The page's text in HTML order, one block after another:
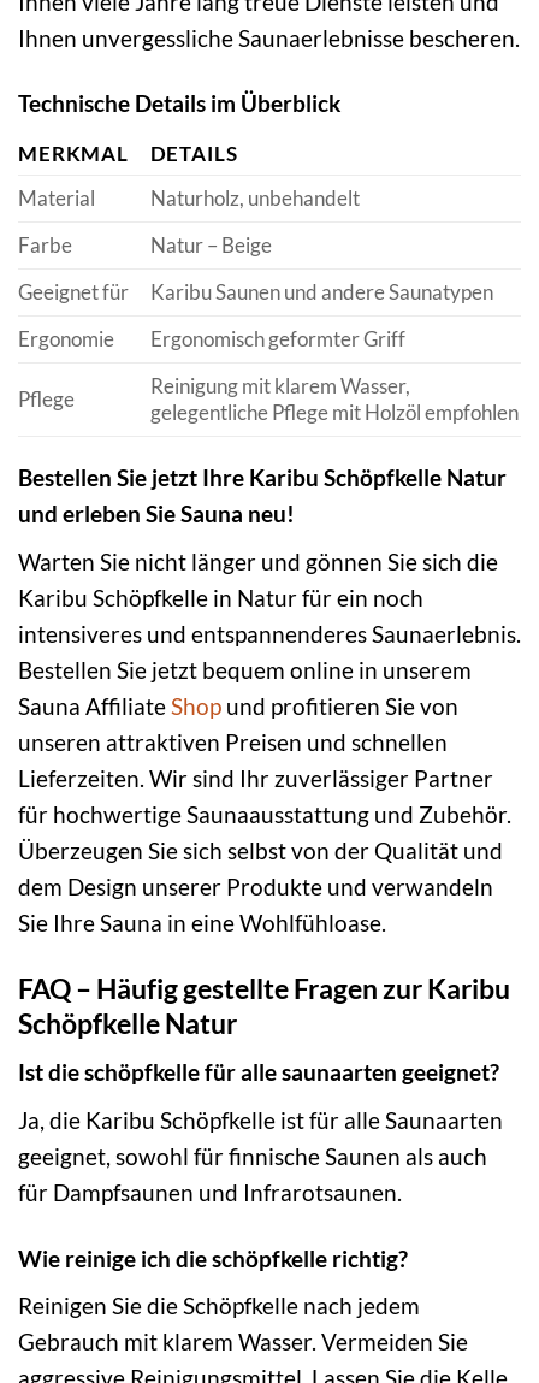
Ihnen unvergessliche Saunaerlebnisse bescheren.
Technische Details im Überblick
MERKMAL
DETAILS
Material
Naturholz, unbehandelt
Farbe
Natur – Beige
Geeignet für
Karibu Saunen und andere Saunatypen
Ergonomie
Ergonomisch geformter Griff
Pflege
Reinigung mit klarem Wasser,
gelegentliche Pflege mit Holzöl empfohlen
Bestellen Sie jetzt Ihre Karibu Schöpfkelle Natur
und erleben Sie Sauna neu!
Warten Sie nicht länger und gönnen Sie sich die
Karibu Schöpfkelle in Natur für ein noch
intensiveres und entspannenderes Saunaerlebnis.
Bestellen Sie jetzt bequem online in unserem
Sauna AffiliateShop und profitieren Sie von
unseren attraktiven Preisen und schnellen
Lieferzeiten. Wir sind Ihr zuverlässiger Partner
für hochwertige Saunaausstattung und Zubehör.
Überzeugen Sie sich selbst von der Qualität und
dem Design unserer Produkte und verwandeln
Sie Ihre Sauna in eine Wohlfühloase.
FAQ – Häufig gestellte Fragen zur Karibu
Schöpfkelle Natur
Ist die schöpfkelle für alle saunaarten geeignet?
Ja, die Karibu Schöpfkelle ist für alle Saunaarten
geeignet, sowohl für finnische Saunen als auch
für Dampfsaunen und Infrarotsaunen.
Wie reinige ich die schöpfkelle richtig?
Reinigen Sie die Schöpfkelle nach jedem
Gebrauch mit klarem Wasser. Vermeiden Sie